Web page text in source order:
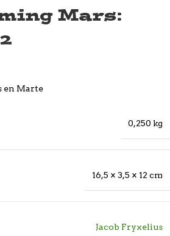
Mars:
en Marte
0,250 kg
16,5 × 3,5 × 12 cm
Jacob Fryxelius